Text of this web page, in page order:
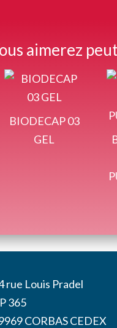
aimerez
BIODECAP 03
GEL
rue Louis Pradel
365
CORBAS CEDEX